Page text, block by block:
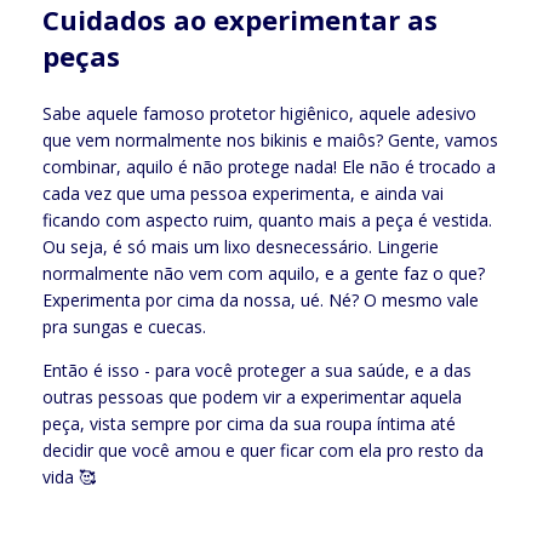
Cuidados ao experimentar as
peças
Sabe aquele famoso protetor higiênico, aquele adesivo
que vem normalmente nos bikinis e maiôs? Gente, vamos
combinar, aquilo é não protege nada! Ele não é trocado a
cada vez que uma pessoa experimenta, e ainda vai
ficando com aspecto ruim, quanto mais a peça é vestida.
Ou seja, é só mais um lixo desnecessário. Lingerie
normalmente não vem com aquilo, e a gente faz o que?
Experimenta por cima da nossa, ué. Né? O mesmo vale
pra sungas e cuecas.
Então é isso - para você proteger a sua saúde, e a das
outras pessoas que podem vir a experimentar aquela
peça, vista sempre por cima da sua roupa íntima até
decidir que você amou e quer ficar com ela pro resto da
vida 🥰